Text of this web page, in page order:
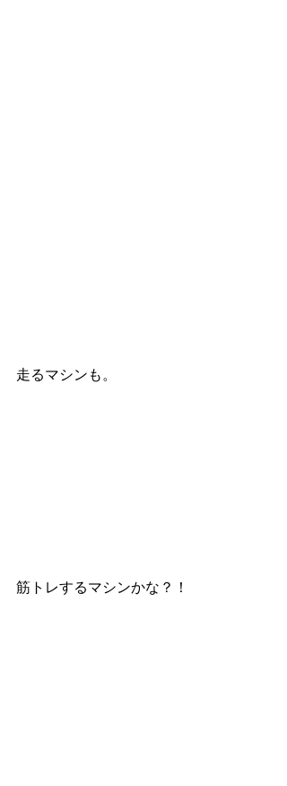
走るマシンも。
筋トレするマシンかな？！